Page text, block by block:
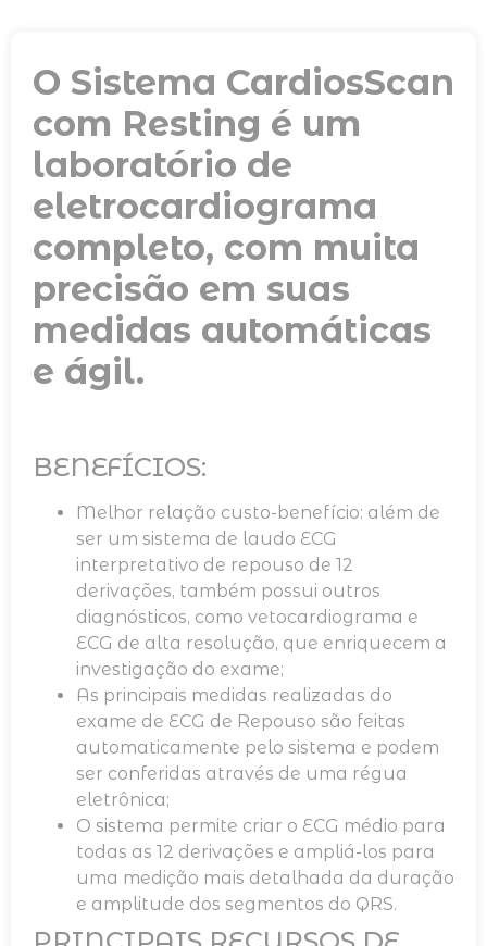
O Sistema CardiosScan
com Resting é um
laboratório de
eletrocardiograma
completo, com muita
precisão em suas
medidas automáticas
e ágil.
BENEFÍCIOS:
Melhor relação custo-benefício: além de
ser um sistema de laudo ECG
interpretativo de repouso de 12
derivações, também possui outros
diagnósticos, como vetocardiograma e
ECG de alta resolução, que enriquecem a
investigação do exame;
As principais medidas realizadas do
exame de ECG de Repouso são feitas
automaticamente pelo sistema e podem
ser conferidas através de uma régua
eletrônica;
O sistema permite criar o ECG médio para
todas as 12 derivações e ampliá-los para
uma medição mais detalhada da duração
e amplitude dos segmentos do QRS.